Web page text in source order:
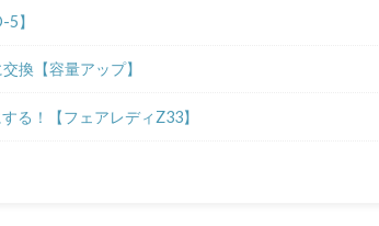
】
換【容量アップ】
る！【フェアレディZ33】